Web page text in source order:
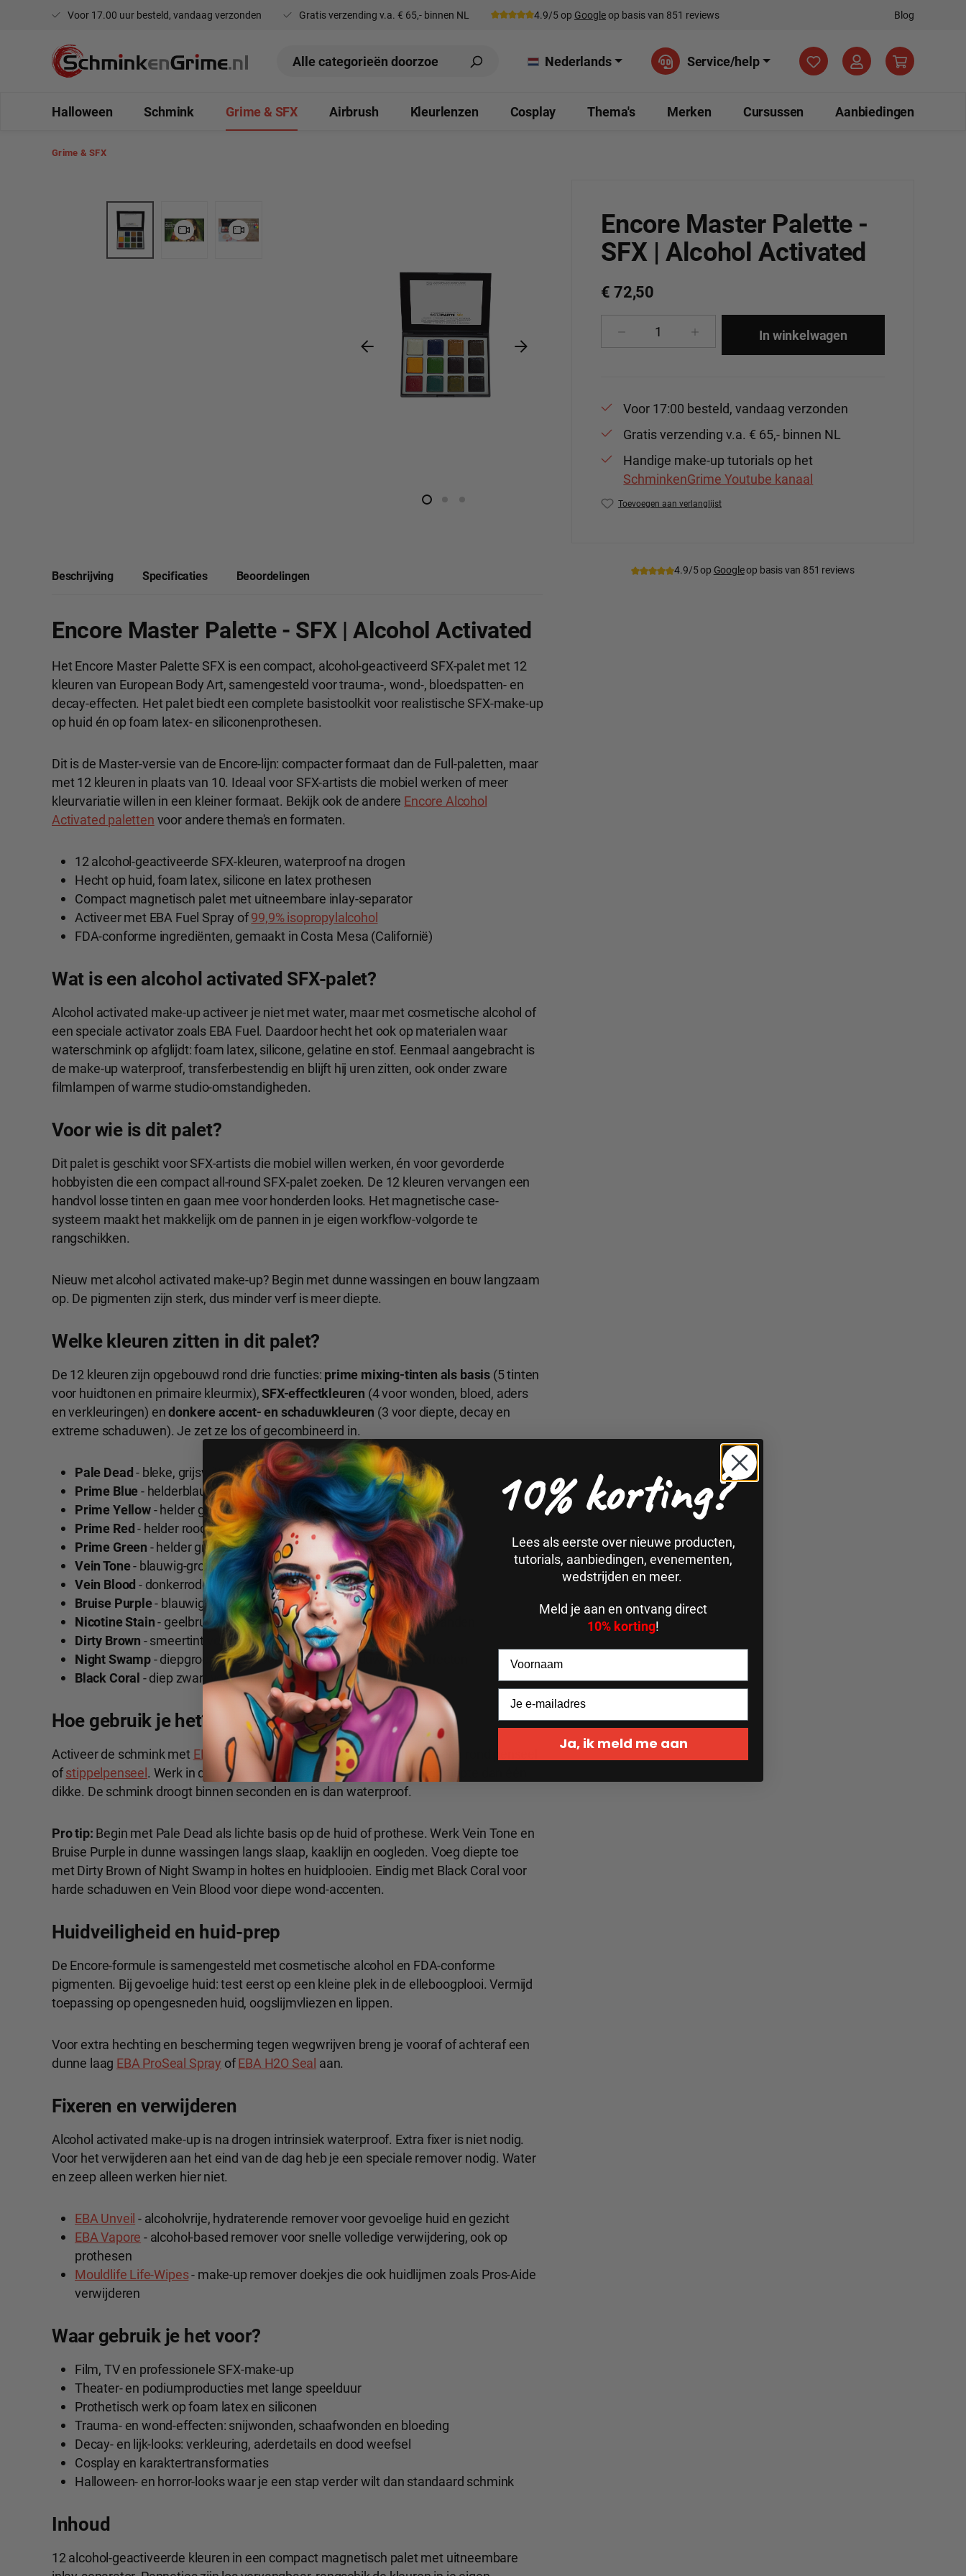
Ga naar de hoofdnavigatie
Voor 17.00 uur besteld, vandaag verzonden Gratis verzending v.a. € 65,- binnen NL 4.9/5 op Googleop basis van 851 reviews Blog
Nederlands Service/help Je hebt 0 items op je
Halloween Schmink Grime & SFX Airbrush Kleurlenzen Cosplay Thema's Merken Cursussen Aanbiedingen
Grime & SFX
Encore Master Palette -
SFX | Alcohol Activated
€ 72,50
Producthoeveelheid: Voer de gewenste
In winkelwagen
Voor 17:00 besteld, vandaag verzonden
Gratis verzending v.a. € 65,- binnen NL
Handige make-up tutorials op het
SchminkenGrime Youtube kanaal
Toevoegen aan verlanglijst
4.9/5 op Googleop basis van 851 reviews
Beschrijving Specificaties Beoordelingen
Encore Master Palette - SFX | Alcohol Activated
Het Encore Master Palette SFX is een compact, alcohol-geactiveerd SFX-palet met 12
kleuren van European Body Art, samengesteld voor trauma-, wond-, bloedspatten- en
decay-effecten. Het palet biedt een complete basistoolkit voor realistische SFX-make-up
op huid én op foam latex- en siliconenprothesen.
Dit is de Master-versie van de Encore-lijn: compacter formaat dan de Full-paletten, maar
met 12 kleuren in plaats van 10. Ideaal voor SFX-artists die mobiel werken of meer
kleurvariatie willen in een kleiner formaat. Bekijk ook de andere Encore Alcohol
Activated paletten voor andere thema's en formaten.
12 alcohol-geactiveerde SFX-kleuren, waterproof na drogen
Hecht op huid, foam latex, silicone en latex prothesen
Compact magnetisch palet met uitneembare inlay-separator
Activeer met EBA Fuel Spray of99,9% isopropylalcohol
FDA-conforme ingrediënten, gemaakt in Costa Mesa (Californië)
Wat is een alcohol activated SFX-palet?
Alcohol activated make-up activeer je niet met water, maar met cosmetische alcohol of
een speciale activator zoals EBA Fuel. Daardoor hecht het ook op materialen waar
waterschmink op afglijdt: foam latex, silicone, gelatine en stof. Eenmaal aangebracht is
de make-up waterproof, transferbestendig en blijft hij uren zitten, ook onder zware
filmlampen of warme studio-omstandigheden.
Voor wie is dit palet?
Dit palet is geschikt voor SFX-artists die mobiel willen werken, én voor gevorderde
hobbyisten die een compact all-round SFX-palet zoeken. De 12 kleuren vervangen een
handvol losse tinten en gaan mee voor honderden looks. Het magnetische case-
systeem maakt het makkelijk om de pannen in je eigen workflow-volgorde te
rangschikken.
Nieuw met alcohol activated make-up? Begin met dunne wassingen en bouw langzaam
op. De pigmenten zijn sterk, dus minder verf is meer diepte.
Welke kleuren zitten in dit palet?
De 12 kleuren zijn opgebouwd rond drie functies: prime mixing-tinten als basis(5 tinten
voor huidtonen en primaire kleurmix),SFX-effectkleuren (4 voor wonden, bloed, aders
en verkleuringen) endonkere accent- en schaduwkleuren (3 voor diepte, decay en
extreme schaduwen). Je zet ze los of gecombineerd in.
Pale Dead- bleke, grijswitte huidtint voor dood en lijk-effects
Prime Blue- helderblauw als primaire mengkleur
Prime Yellow- helder geel als primaire mengkleur
Prime Red- helder rood als primaire mengkleur
Prime Green - helder groen als primaire mengkleur
Vein Tone- blauwig-groene tint voor realistische aders
Vein Blood - donkerrode tint voor aderbloed en diepe wonden
Bruise Purple- blauwig-paars voor kneuzingen en blauwe plekken
Nicotine Stain- geelbruine verkleuring voor huidplooien en lippenranden
Dirty Brown - smeertint voor vuil, decay en weathering
Night Swamp- diepgroen-zwart voor extreme schaduw en rot-effecten
Black Coral - diep zwart voor schaduwen, rimpels en holtes
Hoe gebruik je het?
Activeer de schmink met EBA Fuel Sprayof99,9% isopropylalcoholop een rond penseel
ofstippelpenseel. Werk in dunne wassingen, dunne lagen geven meer diepte dan één
dikke. De schmink droogt binnen seconden en is dan waterproof.
Pro tip: Begin met Pale Dead als lichte basis op de huid of prothese. Werk Vein Tone en
Bruise Purple in dunne wassingen langs slaap, kaaklijn en oogleden. Voeg diepte toe
met Dirty Brown of Night Swamp in holtes en huidplooien. Eindig met Black Coral voor
harde schaduwen en Vein Blood voor diepe wond-accenten.
Huidveiligheid en huid-prep
De Encore-formule is samengesteld met cosmetische alcohol en FDA-conforme
pigmenten. Bij gevoelige huid: test eerst op een kleine plek in de elleboogplooi. Vermijd
toepassing op opengesneden huid, oogslijmvliezen en lippen.
Voor extra hechting en bescherming tegen wegwrijven breng je vooraf of achteraf een
dunne laag EBA ProSeal Spray ofEBA H2O Seal aan.
Fixeren en verwijderen
Alcohol activated make-up is na drogen intrinsiek waterproof. Extra fixer is niet nodig.
Voor het verwijderen aan het eind van de dag heb je een speciale remover nodig. Water
en zeep alleen werken hier niet.
EBA Unveil - alcoholvrije, hydraterende remover voor gevoelige huid en gezicht
EBA Vapore - alcohol-based remover voor snelle volledige verwijdering, ook op
prothesen
Mouldlife Life-Wipes- make-up remover doekjes die ook huidlijmen zoals Pros-Aide
verwijderen
Waar gebruik je het voor?
Film, TV en professionele SFX-make-up
Theater- en podiumproducties met lange speelduur
Prothetisch werk op foam latex en siliconen
Trauma- en wond-effecten: snijwonden, schaafwonden en bloeding
Decay- en lijk-looks: verkleuring, aderdetails en dood weefsel
Cosplay en karaktertransformaties
Halloween- en horror-looks waar je een stap verder wilt dan standaard schmink
Inhoud
12 alcohol-geactiveerde kleuren in een compact magnetisch palet met uitneembare
10% korting?
Lees als eerste over nieuwe producten,
tutorials, aanbiedingen, evenementen,
wedstrijden en meer.
Meld je aan en ontvang direct
10% korting!
Ja, ik meld me aan